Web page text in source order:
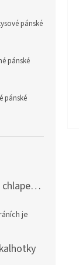
pánské
pánské
pánské
Gasolino 3794 8-128 3ks chlapecké boxerky
je